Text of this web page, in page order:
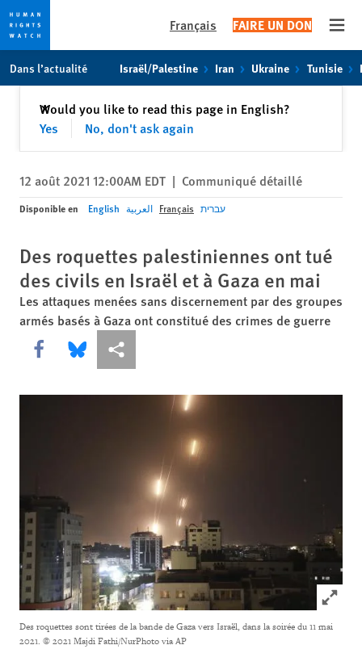
toto
content
Français FAIRE UN DON
Dans l’actualité Israël/Palestine Iran Ukraine Tunisie
Would you like to read this page in English?
Yes
No, don't ask again
✕Fermer
12 août 2021 12:00AM EDT | Communiqué détaillé
Disponible en English العربية Français עברית
Des roquettes palestiniennes ont tué
des civils en Israël et à Gaza en mai
Les attaques menées sans discernement par des groupes
armés basés à Gaza ont constitué des crimes de guerre
Share this via Facebook
Share this via Bluesky
Share this via Partagez
Click
Des roquettes sont tirées de la bande de Gaza vers Israël, dans la soirée du 11 mai
2021. © 2021 Majdi Fathi/NurPhoto via AP